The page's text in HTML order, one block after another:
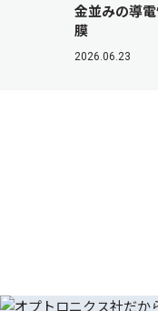
金並みの導
膜
2026.06.23